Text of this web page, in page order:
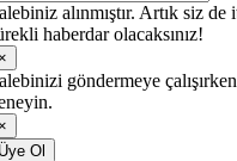
alınmıştır. Artık siz
haberdar olacaksınız!
göndermeye
Ol